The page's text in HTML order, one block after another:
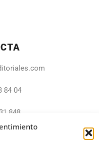
84 04
848